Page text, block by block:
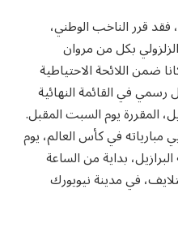
فقد قرر الناخب الوطني،
بكل من مروان
ضمن اللائحة الاحتياطية
في القائمة النهائية
المقررة يوم السبت المقبل.
في كأس العالم، يوم
البرازيل، بداية من الساعة
في مدينة نيويورك